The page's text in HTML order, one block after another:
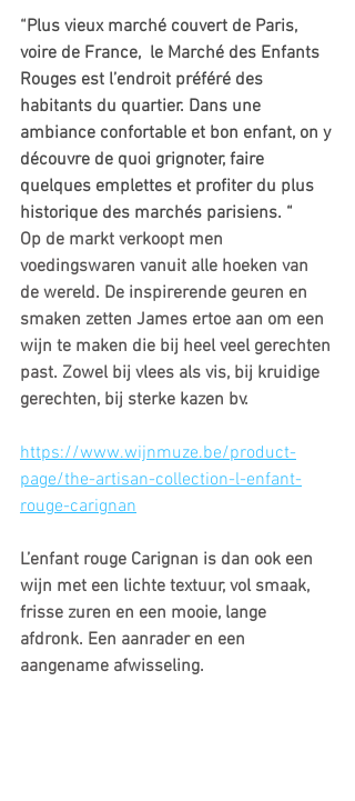
“Plus vieux marché couvert de Paris,
voire de France,  le Marché des Enfants
Rouges est l’endroit préféré des
habitants du quartier. Dans une
ambiance confortable et bon enfant, on y
découvre de quoi grignoter, faire
quelques emplettes et profiter du plus
historique des marchés parisiens. “
Op de markt verkoopt men
voedingswaren vanuit alle hoeken van
de wereld. De inspirerende geuren en
smaken zetten James ertoe aan om een
wijn te maken die bij heel veel gerechten
past. Zowel bij vlees als vis, bij kruidige
gerechten, bij sterke kazen bv.
https://www.wijnmuze.be/product-
page/the-artisan-collection-l-enfant-
rouge-carignan
L’enfant rouge Carignan is dan ook een
wijn met een lichte textuur, vol smaak,
frisse zuren en een mooie, lange
afdronk. Een aanrader en een
aangename afwisseling.